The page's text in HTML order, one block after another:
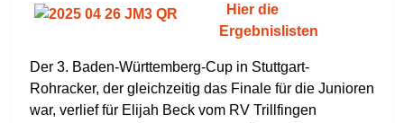
Hier die
Ergebnislisten
Der 3. Baden-Württemberg-Cup in Stuttgart-
Rohracker, der gleichzeitig das Finale für die Junioren
war, verlief für Elijah Beck vom RV Trillfingen